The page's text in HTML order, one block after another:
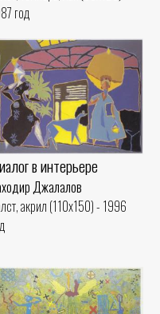
год
в интерьере
Джалалов
акрил (110x150) - 1996